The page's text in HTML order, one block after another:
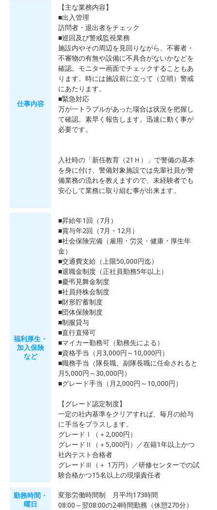
仕事内容
【主な業務内容】
■出入管理
訪問者・退出者をチェック
■巡回及び警戒監視業務
施設内やその周辺を見回りながら、不審者・
不審物の有無や設備に不具合がないかなどを
確認。モニター画面でチェックすることもあ
ります。時には施設前に立って（立嗩）警戒
にあたります。
■緊急対応
万が一トラブルがあった場合は状況を把握し
て確認。素早く報告します。迅速に動く事が
必要です。
入社時の「新任教育（21Ｈ）」で警備の基本
を身に付け、警備対象施設では先輩社員が警
備業務の流れを教えますので、未経験者でも
安心して業務に取り組む事が出来ます。
福利厚生・
加入保険
など
■昇給年1回（7月）
■賞与年2回（7月・12月）
■社会保険完備（雇用・労災・健康・厚生年
金）
■交通費支給（上限50,000円迄）
■退職金制度（正社員勤務5年以上）
■慶弔見舞金制度
■社員持株会制度
■財形貯蓄制度
■団体保険制度
■制服貸与
■直行直帰可
■マイカー勤務可（勤務先による）
■資格手当（月3,000円～10,000円）
■職務手当（隊長職、副隊長職に任命されると
月5,000円～30,000円）
■グレード手当（月2,000円～10,000円）
【グレード認定制度】
一定の社内基準をクリアすれば、毎月の給与
に手当をプラスします。
グレードⅠ（＋2,000円）
グレードⅡ（＋5,000円）／在籍1年以上かつ
社内テスト合格者
グレードⅢ（＋ 1万円）／研修センターでの試
験合格かつ15名以上の現場責任者
勤務時間・
曜日
変形労働時間制 月平均173時間
08:00～翌08:00の24時間勤務（休憩270分）